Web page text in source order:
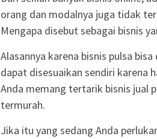
orang dan modalnya juga tidak
Mengapa disebut sebagai bisnis
Alasannya karena bisnis pulsa
dapat disesuaikan sendiri karena
Anda memang tertarik bisnis jual
termurah.
Jika itu yang sedang Anda